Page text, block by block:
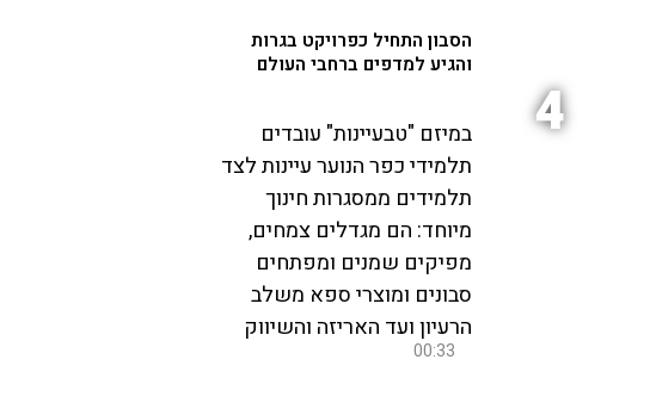
4
הסבון התחיל כפרויקט בגרות
והגיע למדפים ברחבי העולם
במיזם "טבעיינות" עובדים
תלמידי כפר הנוער עיינות לצד
תלמידים ממסגרות חינוך
מיוחד: הם מגדלים צמחים,
מפיקים שמנים ומפתחים
סבונים ומוצרי ספא משלב
הרעיון ועד האריזה והשיווק
00:33